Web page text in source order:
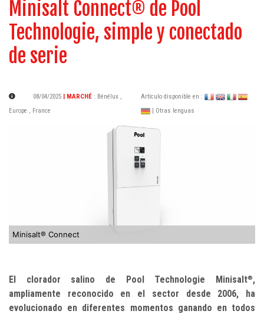
Minisalt Connect® de Pool
Technologie, simple y conectado
de serie
08/04/2025 | MARCHÉ : Bénélux ,
Europe , France
Artículo disponible en :
| Otras lenguas
Minisalt® Connect
El clorador salino de Pool Technologie Minisalt®,
ampliamente reconocido en el sector desde 2006, ha
evolucionado en diferentes momentos ganando en todos